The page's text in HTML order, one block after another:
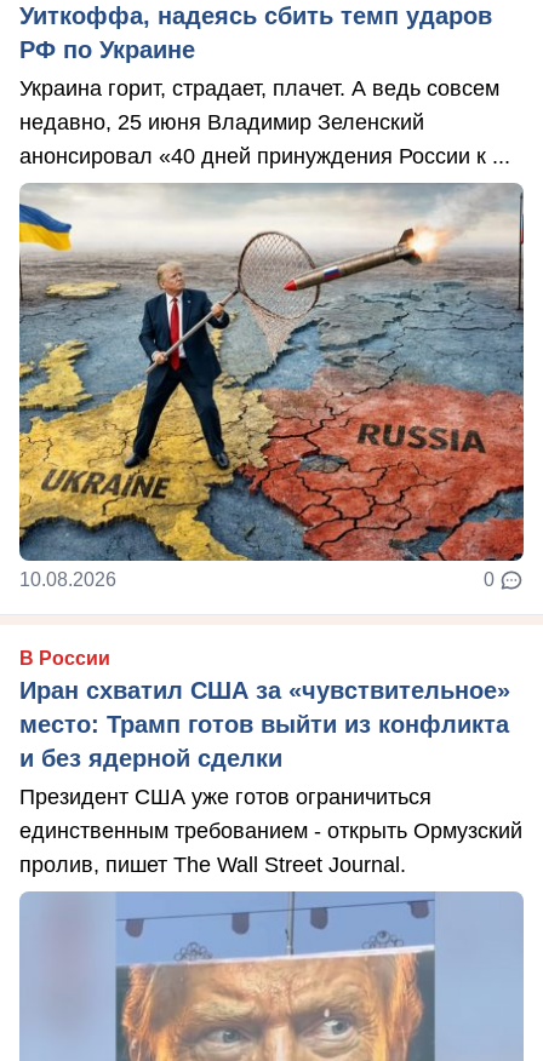
Уиткоффа, надеясь сбить темп ударов
РФ по Украине
Украина горит, страдает, плачет. А ведь совсем
недавно, 25 июня Владимир Зеленский
анонсировал «40 дней принуждения России к ...
10.08.2026 0
В России
Иран схватил США за «чувствительное»
место: Трамп готов выйти из конфликта
и без ядерной сделки
Президент США уже готов ограничиться
единственным требованием - открыть Ормузский
пролив, пишет The Wall Street Journal.